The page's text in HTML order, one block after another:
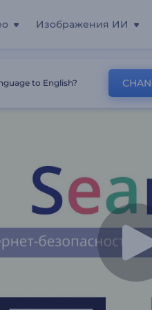
Изображения ИИ
Компании По
to English?